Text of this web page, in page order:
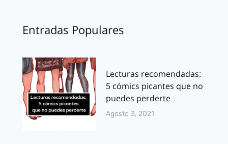
Entradas Populares
Lecturas recomendadas:
5 cómics picantes que no
puedes perderte
Agosto 3, 2021